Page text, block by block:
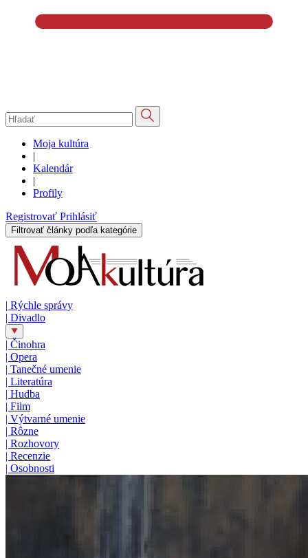
Moja kultúra
|
Kalendár
|
Profily
Registrovať Prihlásiť
Filtrovať články podľa kategórie
| Rýchle správy
| Divadlo
| Činohra
| Opera
| Tanečné umenie
| Literatúra
| Hudba
| Film
| Výtvarné umenie
| Rôzne
| Rozhovory
| Recenzie
| Osobnosti